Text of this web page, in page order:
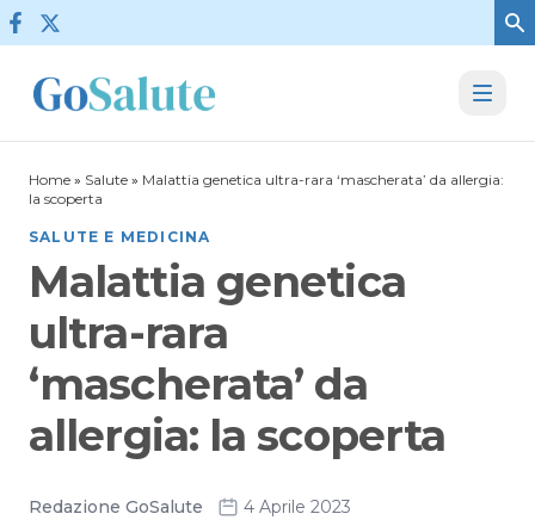
Vai al contenuto
Home » Salute » Malattia genetica ultra-rara ‘mascherata’ da allergia:
la scoperta
SALUTE E MEDICINA
Malattia genetica
ultra-rara
‘mascherata’ da
allergia: la scoperta
Redazione GoSalute 4 Aprile 2023